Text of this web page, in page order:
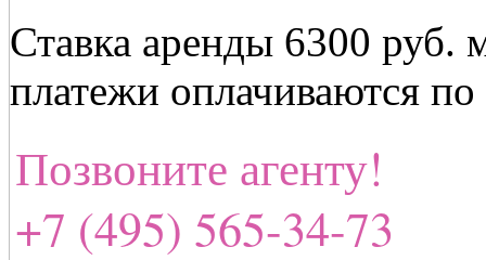
Ставка аренды 6300
платежи оплачиваются
Позвоните агенту!
+7 (495) 565-34-73